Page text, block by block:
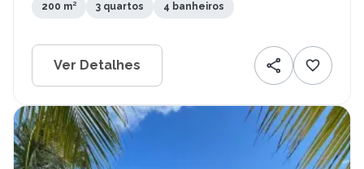
200 m² 3 quartos 4 banheiros
Ver Detalhes